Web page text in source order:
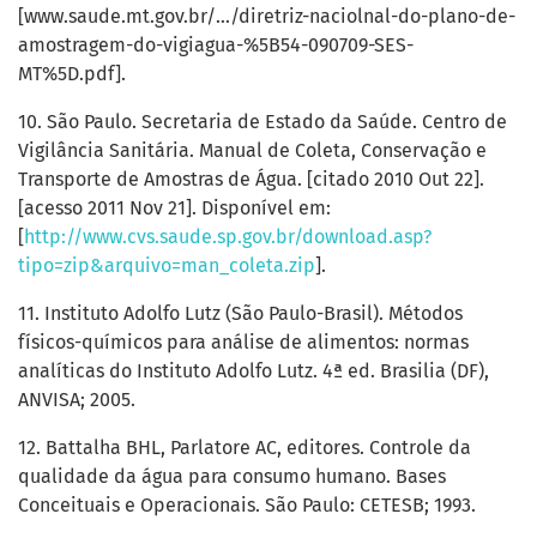
[www.saude.mt.gov.br/.../diretriz-naciolnal-do-plano-de-
amostragem-do-vigiagua-%5B54-090709-SES-
MT%5D.pdf].
10. São Paulo. Secretaria de Estado da Saúde. Centro de
Vigilância Sanitária. Manual de Coleta, Conservação e
Transporte de Amostras de Água. [citado 2010 Out 22].
[acesso 2011 Nov 21]. Disponível em:
[ http://www.cvs.saude.sp.gov.br/download.asp?
tipo=zip&arquivo=man_coleta.zip].
11. Instituto Adolfo Lutz (São Paulo-Brasil). Métodos
físicos-químicos para análise de alimentos: normas
analíticas do Instituto Adolfo Lutz. 4ª ed. Brasilia (DF),
ANVISA; 2005.
12. Battalha BHL, Parlatore AC, editores. Controle da
qualidade da água para consumo humano. Bases
Conceituais e Operacionais. São Paulo: CETESB; 1993.